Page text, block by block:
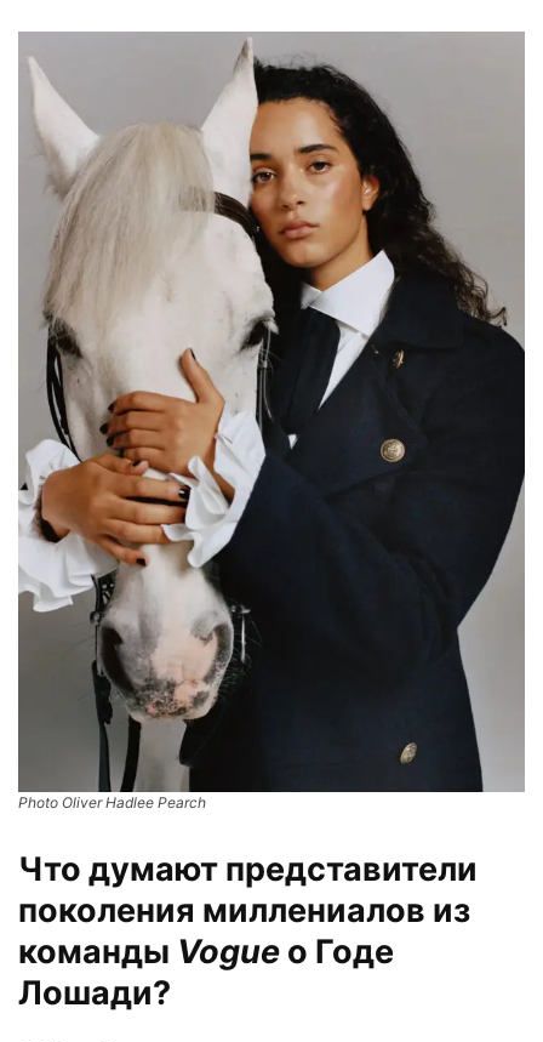
Photo Oliver Hadlee Pearch
Что думают представители
поколения миллениалов из
команды Vogue о Годе
Лошади?